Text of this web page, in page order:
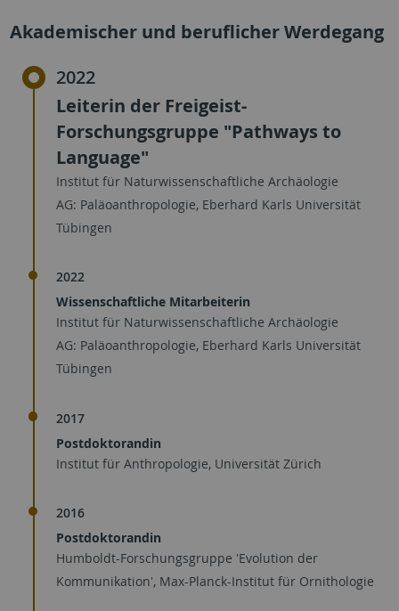
Akademischer und beruflicher Werdegang
2022
Leiterin der Freigeist-
Forschungsgruppe "Pathways to
Language"
Institut für Naturwissenschaftliche Archäologie
AG: Paläoanthropologie, Eberhard Karls Universität
Tübingen
2022
Wissenschaftliche Mitarbeiterin
Institut für Naturwissenschaftliche Archäologie
AG: Paläoanthropologie, Eberhard Karls Universität
Tübingen
2017
Postdoktorandin
Institut für Anthropologie, Universität Zürich
2016
Postdoktorandin
Humboldt-Forschungsgruppe 'Evolution der
Kommunikation', Max-Planck-Institut für Ornithologie